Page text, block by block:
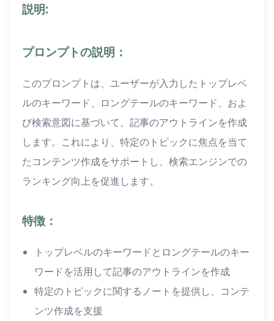
説明:
プロンプトの説明：
このプロンプトは、ユーザーが入力したトップレベ
ルのキーワード、ロングテールのキーワード、およ
び検索意図に基づいて、記事のアウトラインを作成
します。これにより、特定のトピックに焦点を当て
たコンテンツ作成をサポートし、検索エンジンでの
ランキング向上を促進します。
特徴：
トップレベルのキーワードとロングテールのキー
ワードを活用して記事のアウトラインを作成
特定のトピックに関するノートを提供し、コンテ
ンツ作成を支援